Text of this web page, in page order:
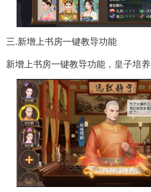
三.新增上书房一键教导功能
新增上书房一键教导功能，皇子培